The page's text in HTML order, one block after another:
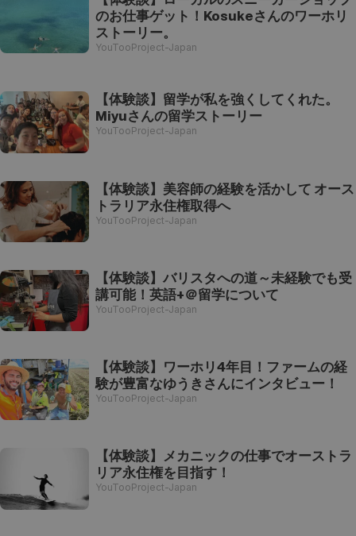
のお仕事ゲット！Kosukeさんのワーホリ
ストーリー。
YouTooProject-Japan
【体験談】留学が私を強くしてくれた。
Miyuさんの留学ストーリー
YouTooProject-Japan
【体験談】美容師の経験を活かして オース
トラリア永住権取得へ
YouTooProject-Japan
【体験談】バリスタへの道～未経験でも受
講可能！英語+＠留学について
YouTooProject-Japan
【体験談】ワーホリ4年目！ファームの経
験が豊富なゆうきさんにインタビュー！
YouTooProject-Japan
【体験談】メカニックの仕事でオーストラ
リア永住権を目指す！
YouTooProject-Japan